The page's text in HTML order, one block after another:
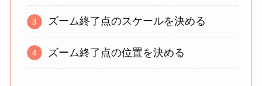
ズーム終了点のスケールを決める
ズーム終了点の位置を決める